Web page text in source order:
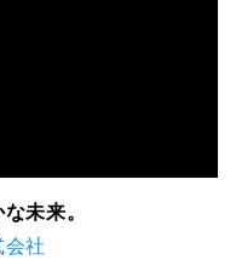
未来。
社